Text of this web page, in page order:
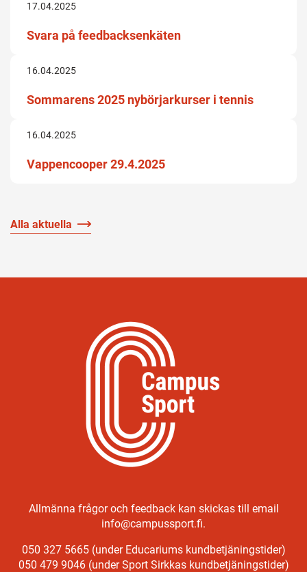
17.04.2025
Svara på feedbacksenkäten
16.04.2025
Sommarens 2025 nybörjarkurser i tennis
16.04.2025
Vappencooper 29.4.2025
Alla aktuella
Allmänna frågor och feedback kan skickas till email
info@campussport.fi.
050 327 5665 (under Educariums kundbetjäningstider)
050 479 9046 (under Sport Sirkkas kundbetjäningstider)